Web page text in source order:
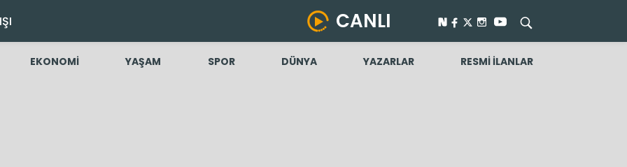
CANLI
EKONOMİ YAŞAM SPOR DÜNYA YAZARLAR RESMİ İLANLAR